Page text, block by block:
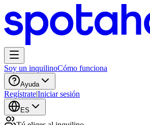
Soy un inquilinoCómo funciona
Ayuda
Regístrate|Iniciar sesión
ES